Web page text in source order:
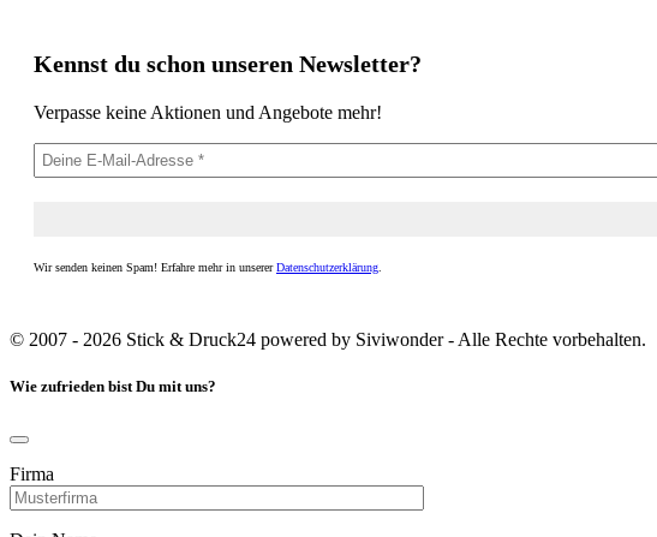
Kennst du schon unseren Newsletter?
Verpasse keine Aktionen und Angebote mehr!
Wir senden keinen Spam! Erfahre mehr in unsererDatenschutzerklärung
© 2007 - 2026 Stick & Druck24 powered by Siviwonder - Alle Rechte vorbehalten.
Wie zufrieden bist Du mit uns?
Firma